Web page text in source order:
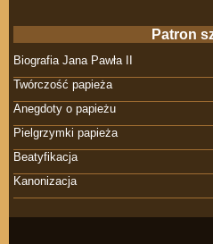
Patron
Biografia Jana Pawła II
Twórczość papieża
Anegdoty o papieżu
Pielgrzymki papieża
Beatyfikacja
Kanonizacja